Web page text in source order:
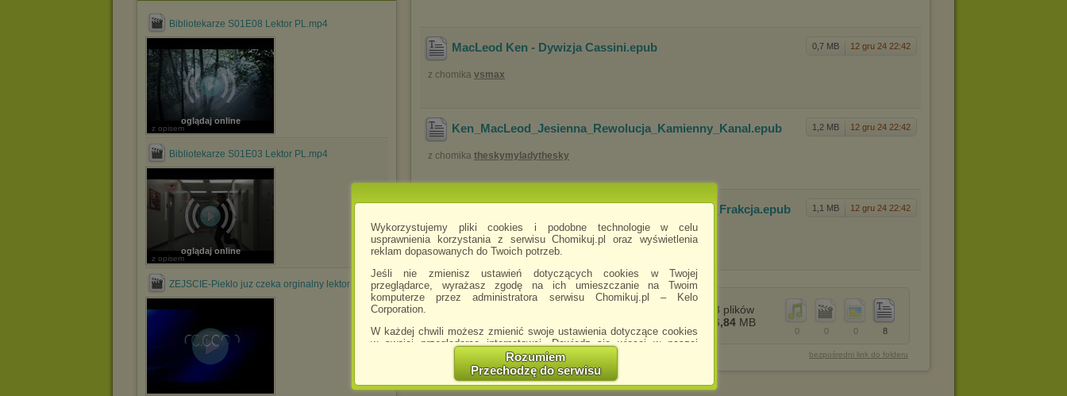
Wykorzystujemy pliki cookies i podobne technologie w celu
usprawnienia korzystania z serwisu Chomikuj.pl oraz wyświetlenia
reklam dopasowanych do Twoich potrzeb.
Jeśli nie zmienisz ustawień dotyczących cookies w Twojej
przeglądarce, wyrażasz zgodę na ich umieszczanie na Twoim
komputerze przez administratora serwisu Chomikuj.pl – Kelo
Corporation.
W każdej chwili możesz zmienić swoje ustawienia dotyczące cookies
w swojej przeglądarce internetowej. Dowiedz się więcej w naszej
http://chomikuj.pl/PolitykaPrywatnosci.aspx
Jednocześnie informujemy że zmiana ustawień przeglądarki może
spowodować ograniczenie korzystania ze strony Chomikuj.pl.
Rozumiem
Przechodzę do serwisu
Bibliotekarze S01E08 Lektor PL.mp4
oglądaj online
z opisem
Bibliotekarze S01E03 Lektor PL.mp4
oglądaj online
z opisem
ZEJSCIE-Pieklo juz czeka orginalny lektor pl.avi
0,7 MB 12 gru 24 22:42
MacLeod Ken - Dywizja Cassini.epub
z chomika vsmax
1,2 MB 12 gru 24 22:42
Ken_MacLeod_Jesienna_Rewolucja_Kamienny_Kanal .epub
z chomika theskymyladythesky
1,1 MB 12 gru 24 22:42
Ken_MacLeod_Jesienna_Rewolucja_Gwiezdna_Frakcja.epub
z chomikatheskymyladythesky
Pobierz
folder
Zachomikuj
folder
8
0
0
0
8 plików
6,84 MB
bezpośredni link do folderu